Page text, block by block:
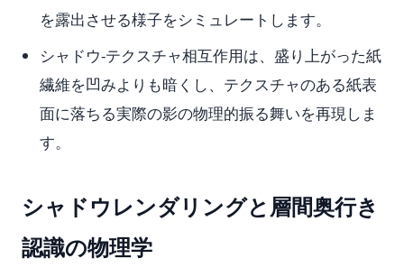
を露出させる様子をシミュレートします。
シャドウ-テクスチャ相互作用は、盛り上がった紙
繊維を凹みよりも暗くし、テクスチャのある紙表
面に落ちる実際の影の物理的振る舞いを再現しま
す。
シャドウレンダリングと層間奥行き
認識の物理学